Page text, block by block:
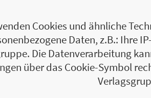
Cookies und ähnliche
Daten, z.B.: Ihre
Die Datenverarbeitung
über das Cookie-Symbol